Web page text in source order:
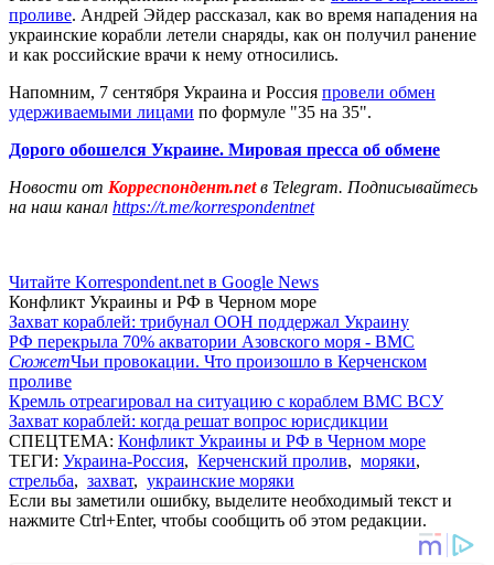
проливе. Андрей Эйдер рассказал, как во время нападения на
украинские корабли летели снаряды, как он получил ранение
и как российские врачи к нему относились.
Напомним, 7 сентября Украина и Россия провели обмен
удерживаемыми лицами по формуле "35 на 35".
Дорого обошелся Украине. Мировая пресса об обмене
Новости от Корреспондент.netв Telegram. Подписывайтесь
на наш канал https://t.me/korrespondentnet
Читайте Korrespondent.net в Google News
Конфликт Украины и РФ в Черном море
Захват кораблей: трибунал ООН поддержал Украину
РФ перекрыла 70% акватории Азовского моря - ВМС
СюжетЧьи провокации. Что произошло в Керченском
проливе
Кремль отреагировал на ситуацию с кораблем ВМС ВСУ
Захват кораблей: когда решат вопрос юрисдикции
СПЕЦТЕМА: Конфликт Украины и РФ в Черном море
ТЕГИ: Украина-Россия, Керченский пролив, моряки,
стрельба, захват, украинские моряки
Если вы заметили ошибку, выделите необходимый текст и
нажмите Ctrl+Enter, чтобы сообщить об этом редакции.